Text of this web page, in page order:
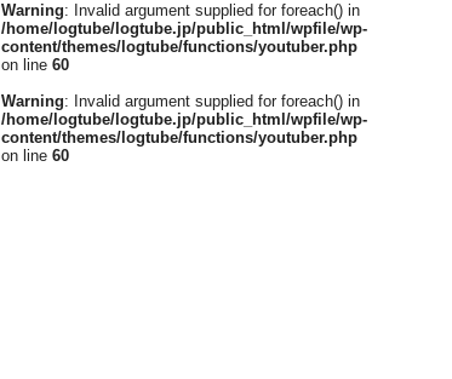
Warning: Invalid argument supplied for foreach() in
/home/logtube/logtube.jp/public_html/wpfile/wp-
content/themes/logtube/functions/youtuber.php
on line 60
Warning: Invalid argument supplied for foreach() in
/home/logtube/logtube.jp/public_html/wpfile/wp-
content/themes/logtube/functions/youtuber.php
on line 60